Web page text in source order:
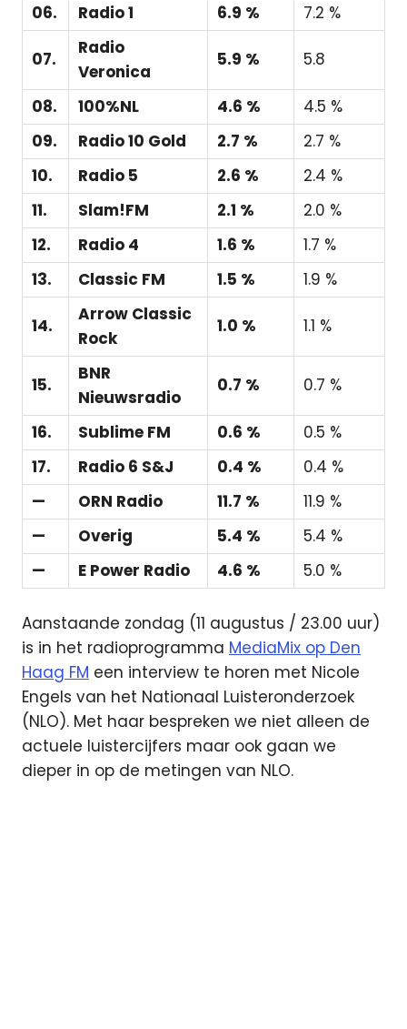
06.
Radio 1 6.9 % 7.2 %
07.
Radio
Veronica
5.9 % 5.8
08. 100%NL 4.6 %
4.5 %
09.
Radio 10 Gold 2.7 %
2.7 %
10.
Radio 5 2.6 %
2.4 %
11.
Slam!FM 2.1 %
2.0 %
12.
Radio 4 1.6 %
1.7 %
13.
Classic FM 1.5 % 1.9 %
14.
Arrow Classic
Rock
1.0 % 1.1 %
15.
BNR
Nieuwsradio
0.7 % 0.7 %
16. Sublime FM 0.6 %
0.5 %
17.
Radio 6 S&J 0.4 %
0.4 %
—
ORN Radio 11.7 %
11.9 %
—
Overig 5.4 %
5.4 %
—
E Power Radio 4.6 % 5.0 %
Aanstaande zondag (11 augustus / 23.00 uur)
is in het radioprogramma MediaMix op Den
Haag FM een interview te horen met Nicole
Engels van het Nationaal Luisteronderzoek
(NLO). Met haar bespreken we niet alleen de
actuele luistercijfers maar ook gaan we
dieper in op de metingen van NLO.